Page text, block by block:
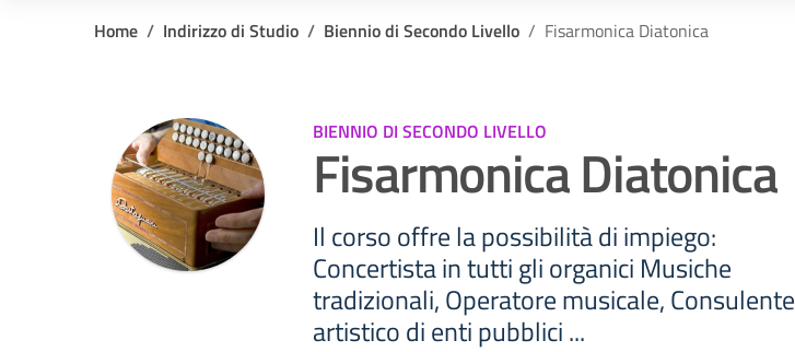
Home Indirizzo di Studio Biennio di Secondo Livello Fisarmonica Diatonica
BIENNIO DI SECONDO LIVELLO
Fisarmonica Diatonica
Il corso offre la possibilità di impiego:
Concertista in tutti gli organici Musiche
tradizionali, Operatore musicale, Consulente
artistico di enti pubblici ...